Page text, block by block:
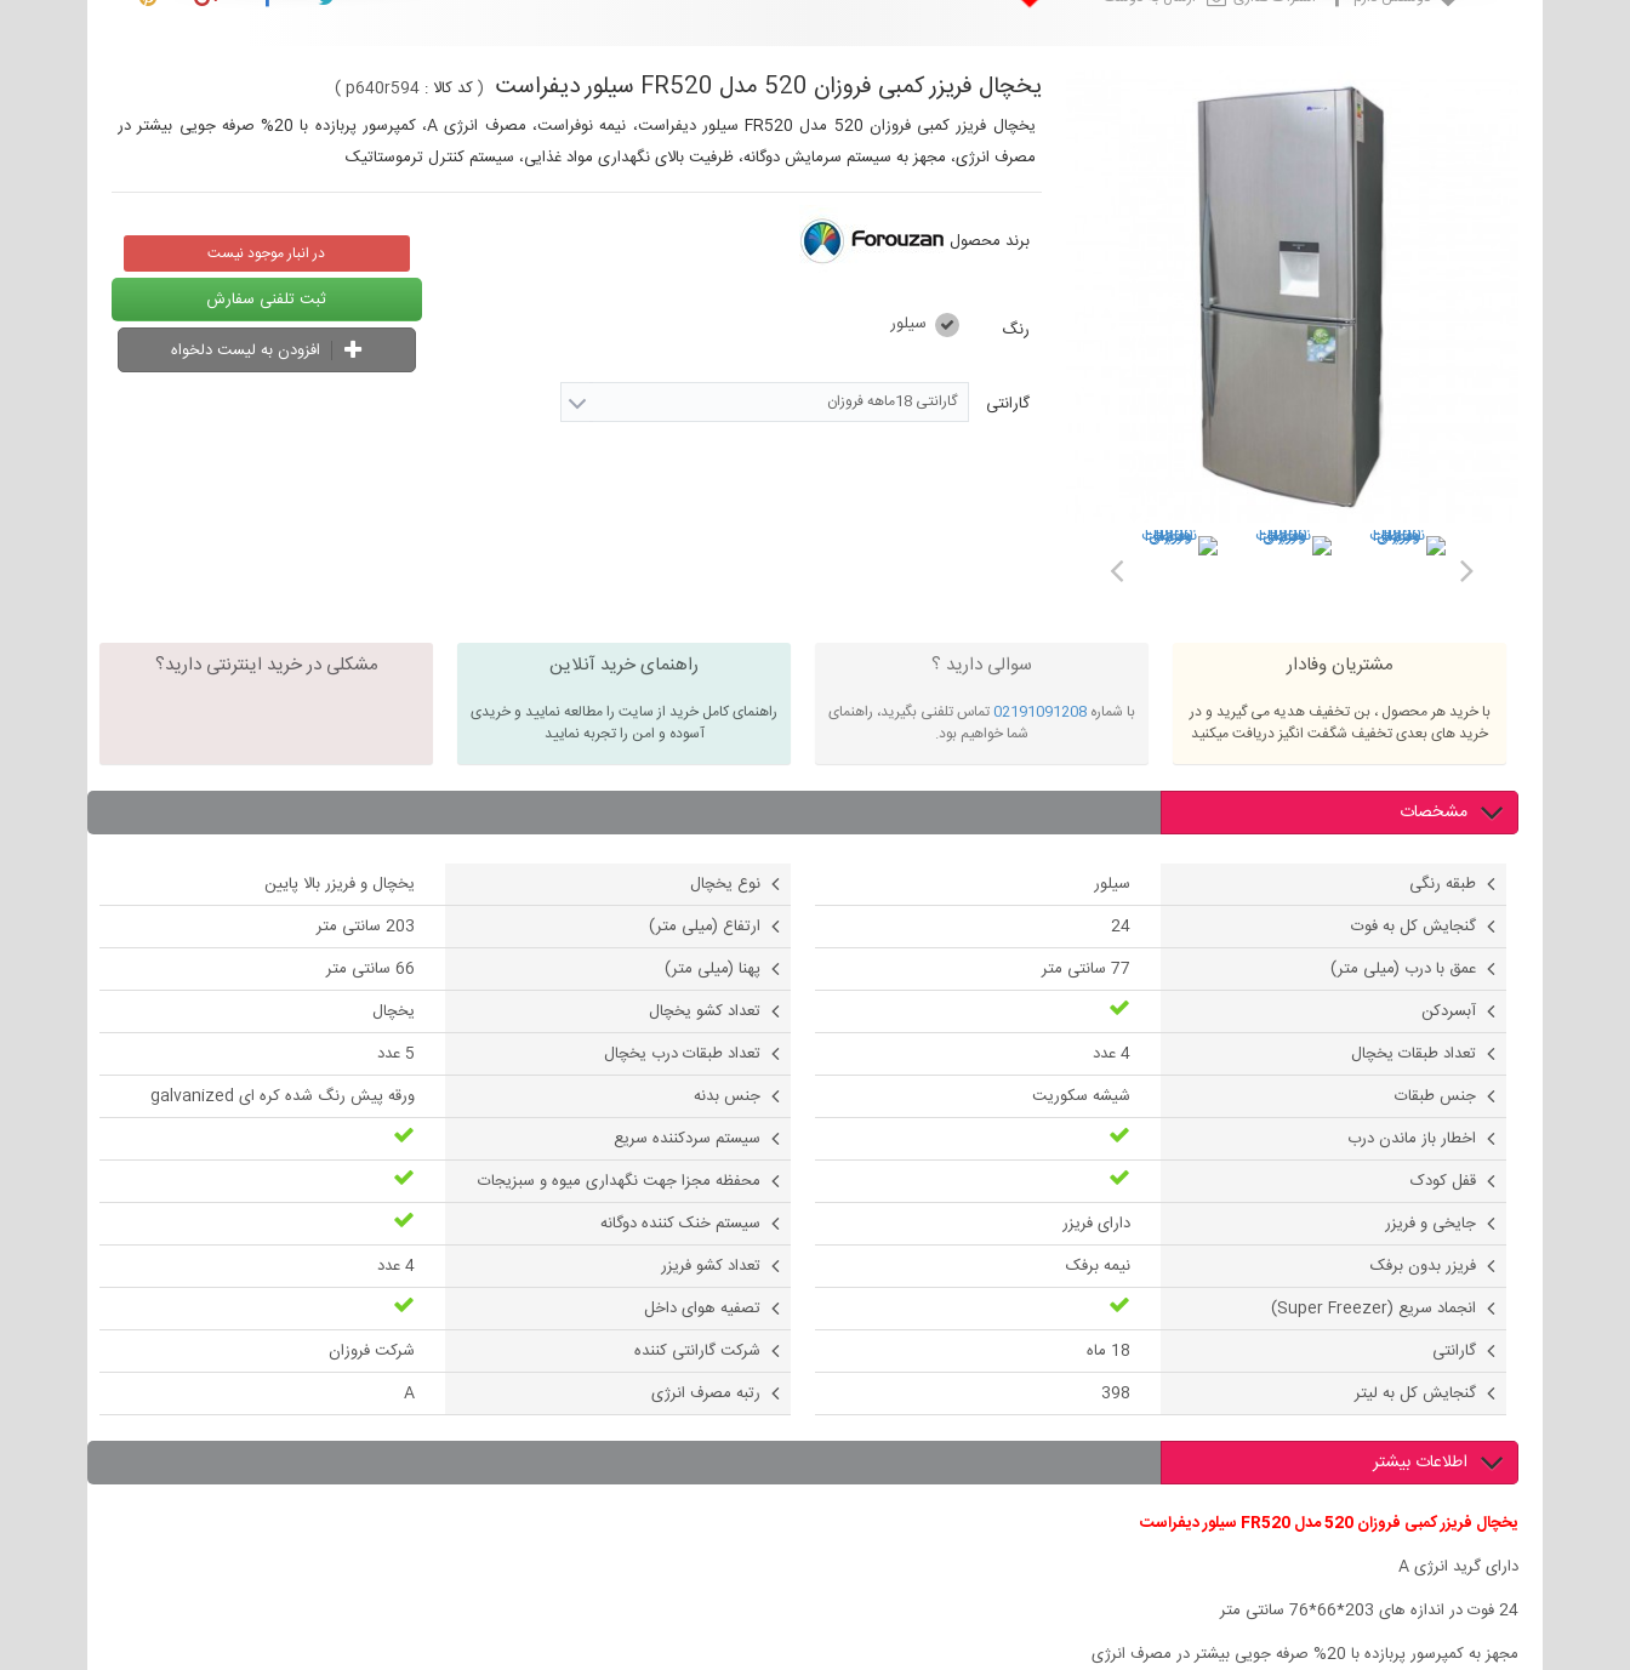
یخچال فریزر کمبی فروزان 520 مدل FR520 سیلور دیفراست (کد کالا : p640r594
)
یخچال فریزر کمبی فروزان 520 مدل FR520 سیلور دیفراست، نیمه نوفراست، مصرف انرژی A، کمپرسور پربازده با 20% صرفه جویی بیشتر در
مصرف انرژی، مجهز به سیستم سرمایش دوگانه، ظرفیت بالای نگهداری مواد غذایی، سیستم کنترل ترموستاتیک
برند محصول
رنگ سیلور
گارانتی گارانتی 18ماهه فروزان
در انبار موجود نیست
ثبت تلفنی سفارش
افزودن به لیست دلخواه
مشتریان وفادار
با خرید هر محصول ، بن تخفیف هدیه می گیرید و در
خرید های بعدی تخفیف شگفت انگیز دریافت میکنید
سوالی دارید ؟
با شماره 02191091208تماس تلفنی بگیرید، راهنمای
شما خواهیم بود.
راهنمای خرید آنلاین
راهنمای کامل خرید از سایت را مطالعه نمایید و خریدی
آسوده و امن را تجربه نمایید
مشکلی در خرید اینترنتی دارید؟
مشخصات
طبقه رنگی سیلور نوع یخچال
یخچال و فریزر بالا پایین
گنجایش کل به فوت
24 ارتفاع (میلی متر)
203 سانتی متر
عمق با درب (میلی متر)
77 سانتی متر پهنا (میلی متر)
66 سانتی متر
آبسردکن
تعداد کشو یخچال
یخچال
تعداد طبقات یخچال
4 عدد تعداد طبقات درب یخچال
5 عدد
جنس طبقات
شیشه سکوریت جنس بدنه
ورقه پیش رنگ شده کره ای galvanized
اخطار باز ماندن درب
سیستم سردکننده سریع
قفل کودک
محفظه مجزا جهت نگهداری میوه و سبزیجات
جایخی و فریزر
دارای فریزر
سیستم خنک کننده دوگانه
فریزر بدون برفک
نیمه برفک تعداد کشو فریزر
4 عدد
انجماد سریع (Super Freezer)
تصفیه هوای داخل
گارانتی
18 ماه شرکت گارانتی کننده
شرکت فروزان
گنجایش کل به لیتر
398 رتبه مصرف انرژی A
اطلاعات بیشتر
یخچال فریزر کمبی فروزان 520 مدل FR520 سیلور دیفراست
دارای گرید انرژی A
24 فوت در اندازه های 203*66*76 سانتی متر
مجهز به کمپرسور پربازده با 20% صرفه جویی بیشتر در مصرف انرژی